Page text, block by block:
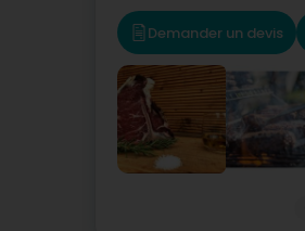
Demander un devis